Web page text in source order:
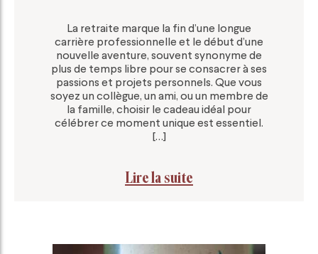
La retraite marque la fin d’une longue
carrière professionnelle et le début d’une
nouvelle aventure, souvent synonyme de
plus de temps libre pour se consacrer à ses
passions et projets personnels. Que vous
soyez un collègue, un ami, ou un membre de
la famille, choisir le cadeau idéal pour
célébrer ce moment unique est essentiel.
[…]
Lire la suite